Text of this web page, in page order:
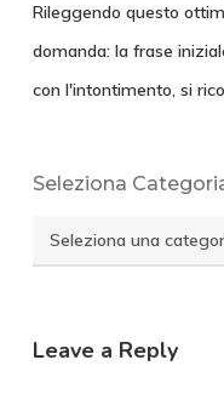
Rileggendo questo
domanda: la frase
con l'intontimento, si
Seleziona
Seleziona
Categoria
Leave a Reply